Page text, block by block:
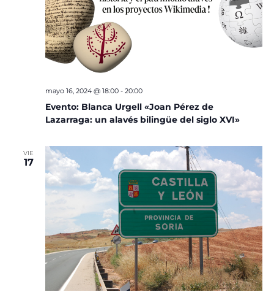
Evento: Blanca Urgell «Joan Pérez de
Lazarraga: un alavés bilingüe del siglo XVI»
mayo 16, 2024 @ 18:00- 20:00
VIE
17